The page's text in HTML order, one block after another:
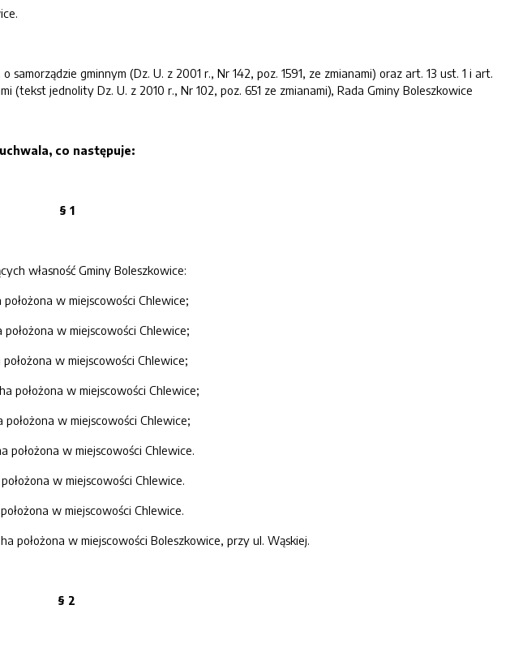
gminnym (Dz. U. z 2001 r., Nr 142, poz. 1591, ze zmianami) oraz art. 13 ust. 1 i art.
(tekst jednolity Dz. U. z 2010 r., Nr 102, poz. 651 ze zmianami), Rada Gminy Boleszkowice
uchwala, co następuje:
§ 1
własność Gminy Boleszkowice:
w miejscowości Chlewice;
w miejscowości Chlewice;
w miejscowości Chlewice;
w miejscowości Chlewice;
w miejscowości Chlewice;
w miejscowości Chlewice.
w miejscowości Chlewice.
w miejscowości Chlewice.
w miejscowości Boleszkowice, przy ul. Wąskiej.
§ 2